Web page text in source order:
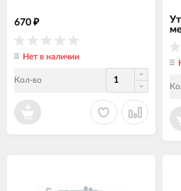
670 ₽
Нет в наличии
Кол-во